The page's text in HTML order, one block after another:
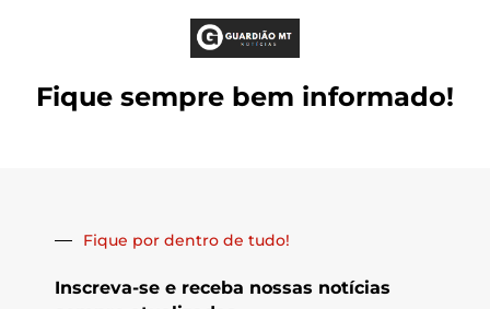
Fique sempre bem informado!
Fique por dentro de tudo!
Inscreva-se e receba nossas notícias